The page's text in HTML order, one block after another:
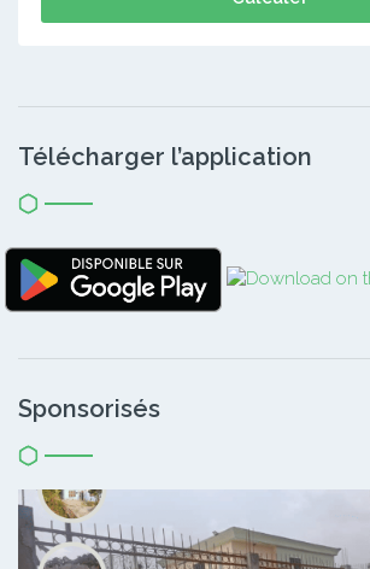
Télécharger l’application
Sponsorisés